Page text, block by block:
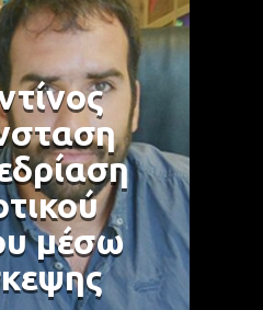
μέσω